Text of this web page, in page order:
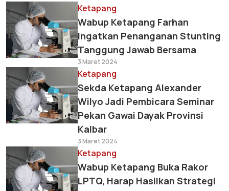
Ketapang
Wabup Ketapang Farhan
Ingatkan Penanganan Stunting
Tanggung Jawab Bersama
3 Maret 2024
Ketapang
Sekda Ketapang Alexander
Wilyo Jadi Pembicara Seminar
Pekan Gawai Dayak Provinsi
Kalbar
3 Maret 2024
Ketapang
Wabup Ketapang Buka Rakor
LPTQ, Harap Hasilkan Strategi